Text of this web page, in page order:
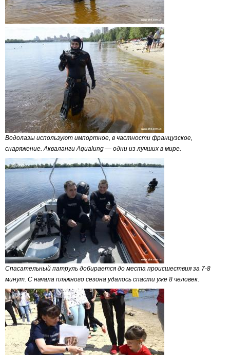
Водолазы используют импортное, в частности французское,
снаряжение. Акваланги Aqualung — одни из лучших в мире.
Спасательный патруль добирается до места происшествия за 7-8
минут. С начала пляжного сезона удалось спасти уже 8 человек.